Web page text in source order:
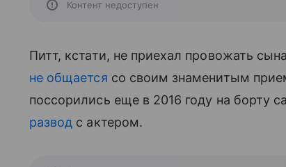
Контент недоступен
Питт, кстати, не приехал провожать
не общается со своим знаменитым
поссорились еще в 2016 году на борту
развод с актером.